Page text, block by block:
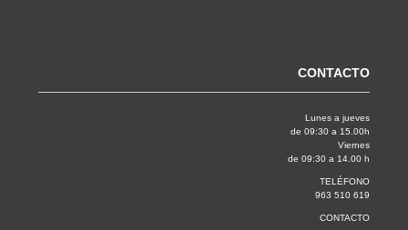
CONTACTO
Lunes a jueves
de 09:30 a 15.00h
Viernes
de 09:30 a 14.00 h
TELÉFONO
963 510 619
CONTACTO